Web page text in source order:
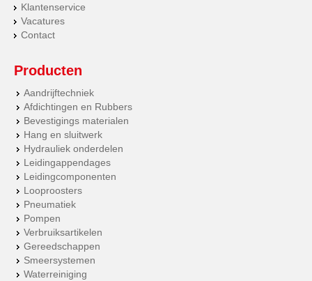
Klantenservice
Vacatures
Contact
Producten
Aandrijftechniek
Afdichtingen en Rubbers
Bevestigings materialen
Hang en sluitwerk
Hydrauliek onderdelen
Leidingappendages
Leidingcomponenten
Looproosters
Pneumatiek
Pompen
Verbruiksartikelen
Gereedschappen
Smeersystemen
Waterreiniging